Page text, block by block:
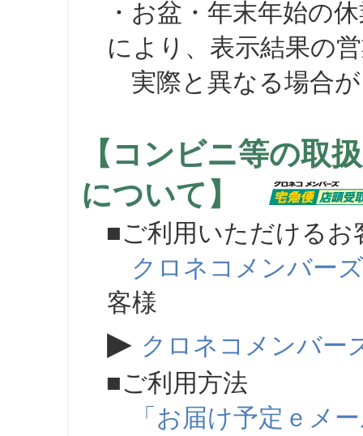
・お盆・年末年始の
により、表示結果の
実際と異なる場合が
【コンビニ等の取
について】
■ご利用いただけるお
クロネコメンバーズ
客様
▶ クロネコメンバー
■ご利用方法
「お届け予定ｅメ